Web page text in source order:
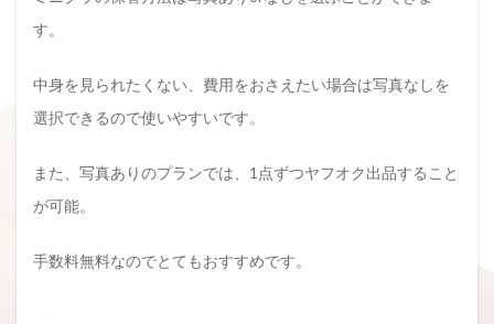
す。
中身を見られたくない、費用をおさえたい場合は写真なしを
選択できるので使いやすいです。
また、写真ありのプランでは、1点ずつヤフオク出品すること
が可能。
手数料無料なのでとてもおすすめです。